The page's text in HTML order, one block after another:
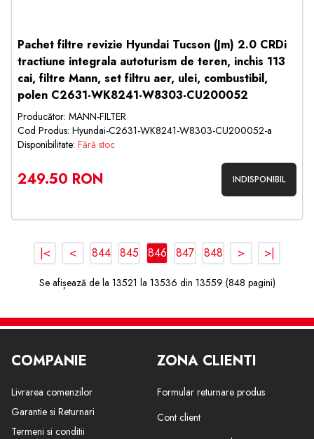
Pachet filtre revizie Hyundai Tucson (Jm) 2.0 CRDi
tractiune integrala autoturism de teren, inchis 113
cai, filtre Mann, set filtru aer, ulei, combustibil,
polen C2631-WK8241-W8303-CU200052
Producător: MANN-FILTER
Cod Produs: Hyundai-C2631-WK8241-W8303-CU200052-a
Disponibilitate: Fără stoc
249.50 RON INDISPONIBIL
|< < 844 845 846 847 848 > >|
Se afișează de la 13521 la 13536 din 13559 (848 pagini)
COMPANIE
Livrarea comenzilor
Garantie si Returnari
Termeni si conditii
ZONA CLIENTI
Formular returnare produs
Cont client